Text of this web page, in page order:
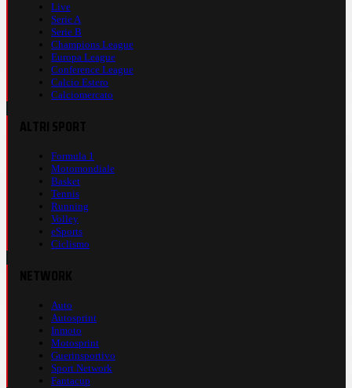
Live
Serie A
Serie B
Champions League
Europa League
Conference League
Calcio Estero
Calciomercato
Formula 1
Motomondiale
Basket
Tennis
Running
Volley
eSports
Ciclismo
Auto
Autosprint
Inmoto
Motosprint
Guerinsportivo
Sport Network
Fantacup